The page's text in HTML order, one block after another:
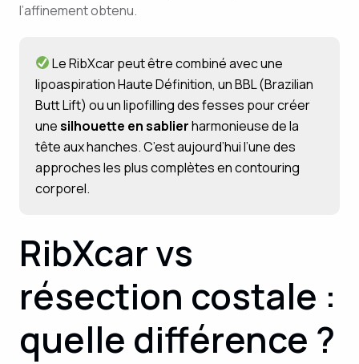
l’affinement obtenu.
Le RibXcar peut être combiné avec une
lipoaspiration Haute Définition, un BBL (Brazilian
Butt Lift) ou un lipofilling des fesses pour créer
unesilhouette en sablierharmonieuse de la
tête aux hanches. C’est aujourd’hui l’une des
approches les plus complètes en contouring
corporel.
RibXcar vs
résection costale :
quelle différence ?